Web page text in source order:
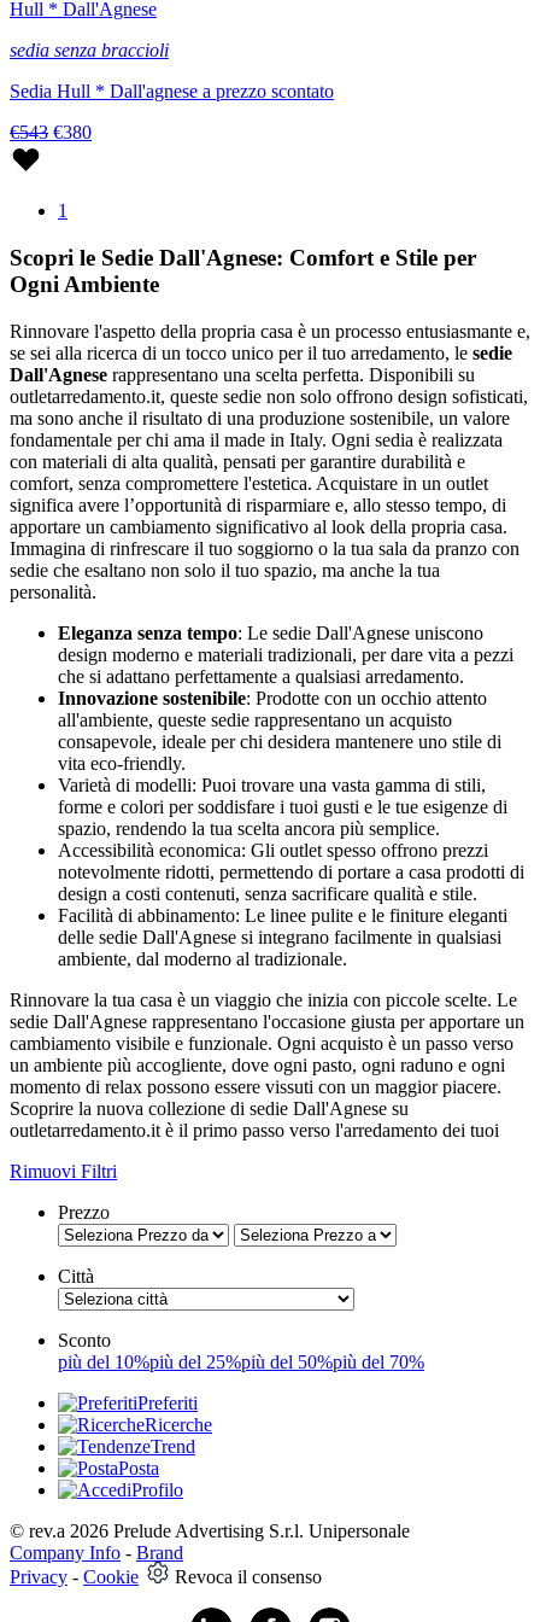
Hull * Dall'Agnese
sedia senza braccioli
Sedia Hull * Dall'agnese a prezzo scontato
€543 €380
1
Scopri le Sedie Dall'Agnese: Comfort e Stile per
Ogni Ambiente
Rinnovare l'aspetto della propria casa è un processo entusiasmante e,
se sei alla ricerca di un tocco unico per il tuo arredamento, le sedie
Dall'Agnese rappresentano una scelta perfetta. Disponibili su
outletarredamento.it, queste sedie non solo offrono design sofisticati,
ma sono anche il risultato di una produzione sostenibile, un valore
fondamentale per chi ama il made in Italy. Ogni sedia è realizzata
con materiali di alta qualità, pensati per garantire durabilità e
comfort, senza compromettere l'estetica. Acquistare in un outlet
significa avere l’opportunità di risparmiare e, allo stesso tempo, di
apportare un cambiamento significativo al look della propria casa.
Immagina di rinfrescare il tuo soggiorno o la tua sala da pranzo con
sedie che esaltano non solo il tuo spazio, ma anche la tua
personalità.
Eleganza senza tempo: Le sedie Dall'Agnese uniscono
design moderno e materiali tradizionali, per dare vita a pezzi
che si adattano perfettamente a qualsiasi arredamento.
Innovazione sostenibile: Prodotte con un occhio attento
all'ambiente, queste sedie rappresentano un acquisto
consapevole, ideale per chi desidera mantenere uno stile di
vita eco-friendly.
Varietà di modelli: Puoi trovare una vasta gamma di stili,
forme e colori per soddisfare i tuoi gusti e le tue esigenze di
spazio, rendendo la tua scelta ancora più semplice.
Accessibilità economica: Gli outlet spesso offrono prezzi
notevolmente ridotti, permettendo di portare a casa prodotti di
design a costi contenuti, senza sacrificare qualità e stile.
Facilità di abbinamento: Le linee pulite e le finiture eleganti
delle sedie Dall'Agnese si integrano facilmente in qualsiasi
ambiente, dal moderno al tradizionale.
Rinnovare la tua casa è un viaggio che inizia con piccole scelte. Le
sedie Dall'Agnese rappresentano l'occasione giusta per apportare un
cambiamento visibile e funzionale. Ogni acquisto è un passo verso
un ambiente più accogliente, dove ogni pasto, ogni raduno e ogni
momento di relax possono essere vissuti con un maggior piacere.
Scoprire la nuova collezione di sedie Dall'Agnese su
outletarredamento.it è il primo passo verso l'arredamento dei tuoi
Rimuovi Filtri
Prezzo
Città
Sconto
più del 10%più del 25%più del 50%più del 70%
Preferiti
Ricerche
Trend
Posta
Profilo
© rev.a 2026 Prelude Advertising S.r.l. Unipersonale
Company Info - Brand
Privacy - Cookie Revoca il consenso